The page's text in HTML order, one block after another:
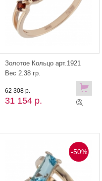
Золотое Кольцо арт.1921
Вес 2.38 гр.
31 154 р.
62 308 р.
-50%